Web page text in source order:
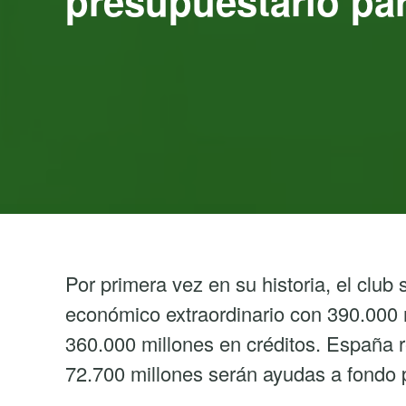
Por primera vez en su historia, el
económico extraordinario con
360.000 millones en créditos.
72.700 millones serán ayudas a fondo